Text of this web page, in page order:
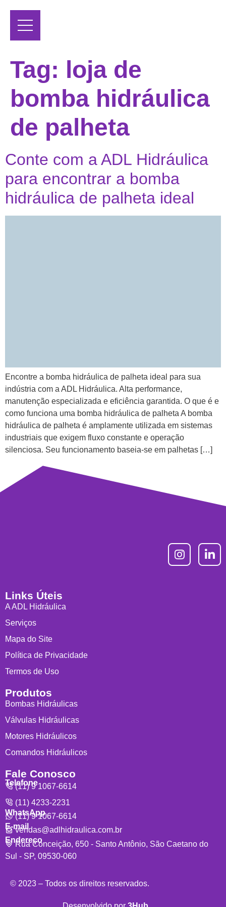
Tag:
loja de
bomba hidráulica
de palheta
Conte com a ADL Hidráulica
para encontrar a bomba
hidráulica de palheta ideal
Encontre a bomba hidráulica de palheta ideal para sua
indústria com a ADL Hidráulica. Alta performance,
manutenção especializada e eficiência garantida. O que é e
como funciona uma bomba hidráulica de palheta A bomba
hidráulica de palheta é amplamente utilizada em sistemas
industriais que exigem fluxo constante e operação
silenciosa. Seu funcionamento baseia-se em palhetas […]
Links Úteis
A ADL Hidráulica
Serviços
Mapa do Site
Política de Privacidade
Termos de Uso
Produtos
Bombas Hidráulicas
Válvulas Hidráulicas
Motores Hidráulicos
Comandos Hidráulicos
Fale Conosco
Telefone
(11) 9 1067-6614
(11) 4233-2231
WhatsApp
(11) 9 1067-6614
E-mail
vendas@adlhidraulica.com.br
Endereço
Rua Conceição, 650 - Santo Antônio, São Caetano do
Sul - SP, 09530-060
© 2023 – Todos os direitos reservados.